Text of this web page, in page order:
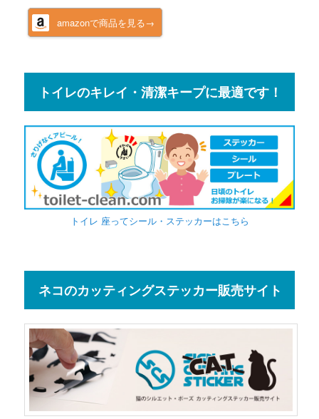
amazonで商品を見る→
トイレのキレイ・清潔キープに最適です！
トイレ 座ってシール・ステッカーはこちら
ネコのカッティングステッカー販売サイト